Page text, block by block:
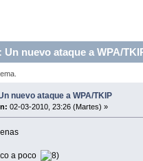
Un nuevo ataque a WPA/
nuevo ataque a WPA/TKIP
02-03-2010, 23:26 (Martes) »
a poco